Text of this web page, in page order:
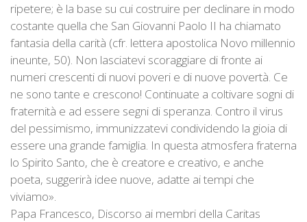
ripetere; è la base su cui costruire per declinare in modo
costante quella che San Giovanni Paolo II ha chiamato
fantasia della carità (cfr. lettera apostolica Novo millennio
ineunte, 50). Non lasciatevi scoraggiare di fronte ai
numeri crescenti di nuovi poveri e di nuove povertà. Ce
ne sono tante e crescono! Continuate a coltivare sogni di
fraternità e ad essere segni di speranza. Contro il virus
del pessimismo, immunizzatevi condividendo la gioia di
essere una grande famiglia. In questa atmosfera fraterna
lo Spirito Santo, che è creatore e creativo, e anche
poeta, suggerirà idee nuove, adatte ai tempi che
viviamo».
Papa Francesco, Discorso ai membri della Caritas